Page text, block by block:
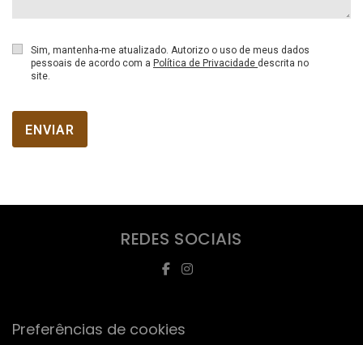
Sim, mantenha-me atualizado. Autorizo o uso de meus dados
pessoais de acordo com a Política de Privacidade descrita no
site.
ENVIAR
REDES SOCIAIS
Preferências de cookies